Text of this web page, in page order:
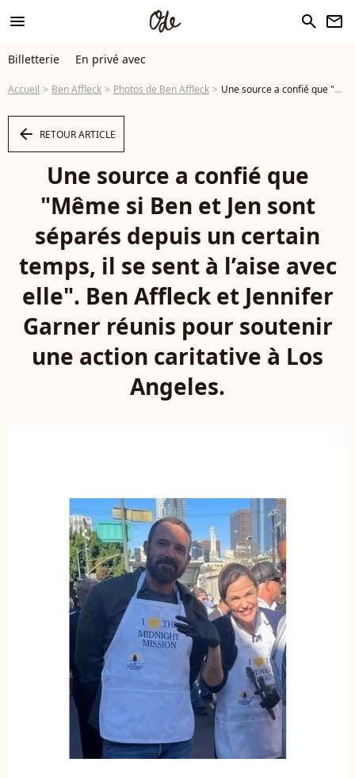
menu search newsletter
Billetterie En privé avec
Accueil Ben Affleck Photos de Ben Affleck Une source a confié que "Même si Ben et Jen sont séparés depuis un certain temps, il se sent à l’aise avec elle". Ben Affleck et Jennifer Garner réunis pour soutenir une action caritative à Los Angeles. - Photo
arrow_left RETOUR ARTICLE
Une source a confié que
"Même si Ben et Jen sont
séparés depuis un certain
temps, il se sent à l’aise avec
elle". Ben Affleck et Jennifer
Garner réunis pour soutenir
une action caritative à Los
Angeles.